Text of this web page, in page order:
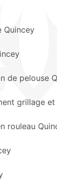
Quincey
de pelouse
grillage
rouleau